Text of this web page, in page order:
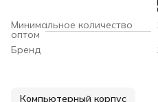
Минимальное количество
оптом
Бренд
Компьютерный корпус